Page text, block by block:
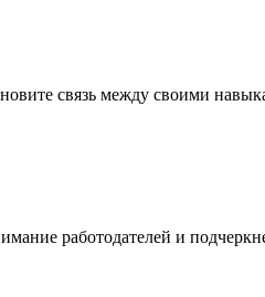
связь между своими
работодателей и